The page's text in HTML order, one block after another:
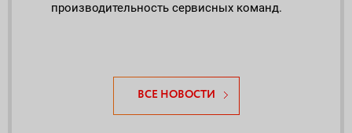
производительность сервисных команд.
ВСЕ НОВОСТИ